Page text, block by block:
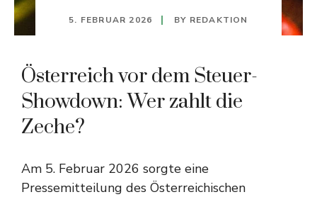
5. FEBRUAR 2026 BY REDAKTION
Österreich vor dem Steuer-
Showdown: Wer zahlt die
Zeche?
Am 5. Februar 2026 sorgte eine
Pressemitteilung des Österreichischen